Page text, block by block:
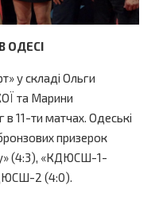
ОДЕСІ
у складі Ольги
та Марини
11-ти матчах. Одеські
призерок
(4:3), «КДЮСШ-1-
2 (4:0).